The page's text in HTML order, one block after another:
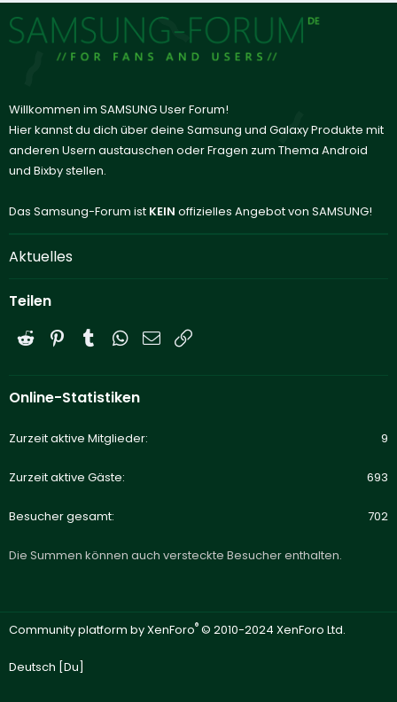
Willkommen im SAMSUNG User Forum!
Hier kannst du dich über deine Samsung und Galaxy Produkte mit
anderen Usern austauschen oder Fragen zum Thema Android
und Bixby stellen.
Das Samsung-Forum ist KEIN offizielles Angebot von SAMSUNG!
Aktuelles
Teilen
Reddit PinterestTumblrWhatsApp
E-Mail
Online-Statistiken
Zurzeit aktive Mitglieder 9
Zurzeit aktive Gäste 693
Besucher gesamt 702
Die Summen können auch versteckte Besucher enthalten.
Community platform by XenForo® © 2010-2024 XenForo Ltd.
Deutsch [Du]